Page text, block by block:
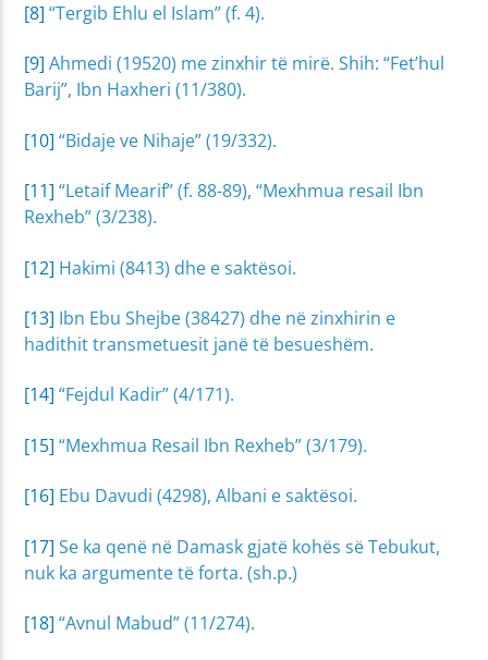
[8] “Tergib Ehlu el Islam” (f. 4).
[9] Ahmedi (19520) me zinxhir të mirë. Shih: “Fet’hul
Barij”, Ibn Haxheri (11/380).
[10] “Bidaje ve Nihaje” (19/332).
[11] “Letaif Mearif” (f. 88-89), “Mexhmua resail Ibn
Rexheb” (3/238).
[12] Hakimi (8413) dhe e saktësoi.
[13] Ibn Ebu Shejbe (38427) dhe në zinxhirin e
hadithit transmetuesit janë të besueshëm.
[14] “Fejdul Kadir” (4/171).
[15] “Mexhmua Resail Ibn Rexheb” (3/179).
[16] Ebu Davudi (4298), Albani e saktësoi.
[17] Se ka qenë në Damask gjatë kohës së Tebukut,
nuk ka argumente të forta. (sh.p.)
[18] “Avnul Mabud” (11/274).